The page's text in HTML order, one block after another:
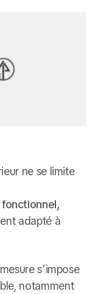
ne se limite
fonctionnel,
adapté à
s’impose
notamment